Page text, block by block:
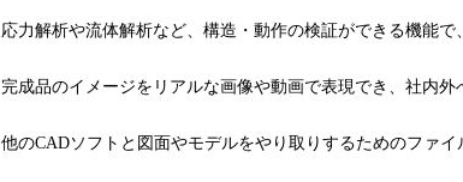
応力解析や流体解析など、構造・動作の検証ができる機能で
完成品のイメージをリアルな画像や動画で表現でき、社内外
他のCADソフトと図面やモデルをやり取りするためのファイ